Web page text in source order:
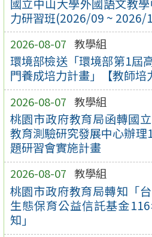
國立中山大學外國語文教
力研習班(2026/09 ~ 2026/
2026-08-07 教學組
環境部檢送「環境部第1屆
門養成培力計畫」【教師
2026-08-07 教學組
桃園市政府教育局函轉國
教育測驗研究發展中心辦
題研習會實施計畫
2026-08-07 教學組
桃園市政府教育局轉知「
生態保育公益信託基金
知」